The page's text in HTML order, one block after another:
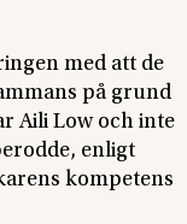
med att de
på grund
Aili Low och inte
enligt
kompetens